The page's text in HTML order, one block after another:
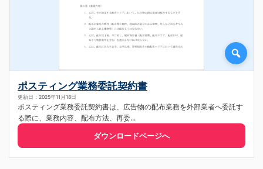
ポスティング業務委託契約書
更新日：2025年11月18日
ポスティング業務委託契約書は、広告物の配布業務を外部業者へ委託す
る際に、業務内容、配布方法、再委...
ダウンロードページへ